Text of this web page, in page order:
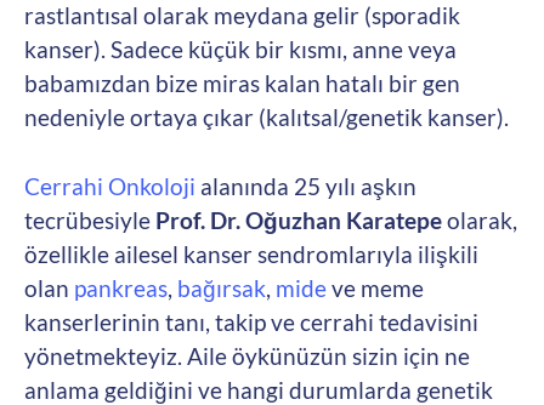
rastlantısal olarak meydana gelir (sporadik
kanser). Sadece küçük bir kısmı, anne veya
babamızdan bize miras kalan hatalı bir gen
nedeniyle ortaya çıkar (kalıtsal/genetik kanser).
Cerrahi Onkoloji alanında 25 yılı aşkın
tecrübesiyle Prof. Dr. Oğuzhan Karatepeolarak,
özellikle ailesel kanser sendromlarıyla ilişkili
olan pankreas bağırsak mideve meme
kanserlerinin tanı, takip ve cerrahi tedavisini
yönetmekteyiz. Aile öykünüzün sizin için ne
anlama geldiğini ve hangi durumlarda genetik